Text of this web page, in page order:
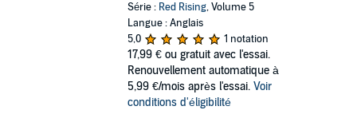
Série : Red Rising, Volume 5
Langue : Anglais
5,0
1 notation
17,99 € ou gratuit avec l'essai.
Renouvellement automatique à
5,99 €/mois après l'essai. Voir
conditions d'éligibilité